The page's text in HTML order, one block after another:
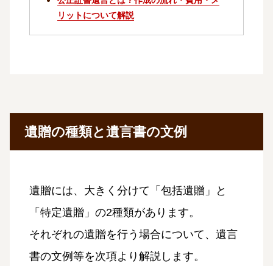
リットについて解説
遺贈の種類と遺言書の文例
遺贈には、大きく分けて「包括遺贈」と
「特定遺贈」の2種類があります。
それぞれの遺贈を行う場合について、遺言
書の文例等を次項より解説します。